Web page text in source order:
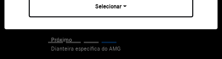
Próximo
Dianteira específica do AMG
Selecionar